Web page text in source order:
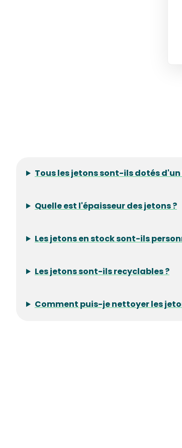
Tous les jetons sont-ils dotés
Quelle est l'épaisseur des jetons ?
Les jetons en stock sont-ils
Les jetons sont-ils recyclables ?
Comment puis-je nettoyer les